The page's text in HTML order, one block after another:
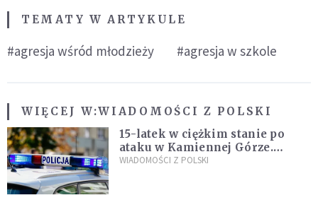
TEMATY W ARTYKULE
#agresja wśród młodzieży #agresja w szkole
WIĘCEJ W:WIADOMOŚCI Z POLSKI
15-latek w ciężkim stanie po
ataku w Kamiennej Górze.
Policja zatrzymała dwóch
WIADOMOŚCI Z POLSKI